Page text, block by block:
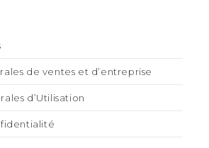
de ventes et d’entreprise
d’Utilisation